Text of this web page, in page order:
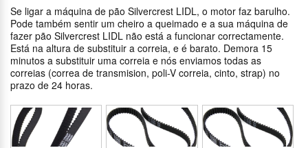
Se ligar a máquina de pão Silvercrest LIDL, o motor faz barulho.
Pode também sentir um cheiro a queimado e a sua máquina de
fazer pão Silvercrest LIDL não está a funcionar correctamente.
Está na altura de substituir a correia, e é barato. Demora 15
minutos a substituir uma correia e nós enviamos todas as
correias (correa de transmision, poli-V correia, cinto, strap) no
prazo de 24 horas.